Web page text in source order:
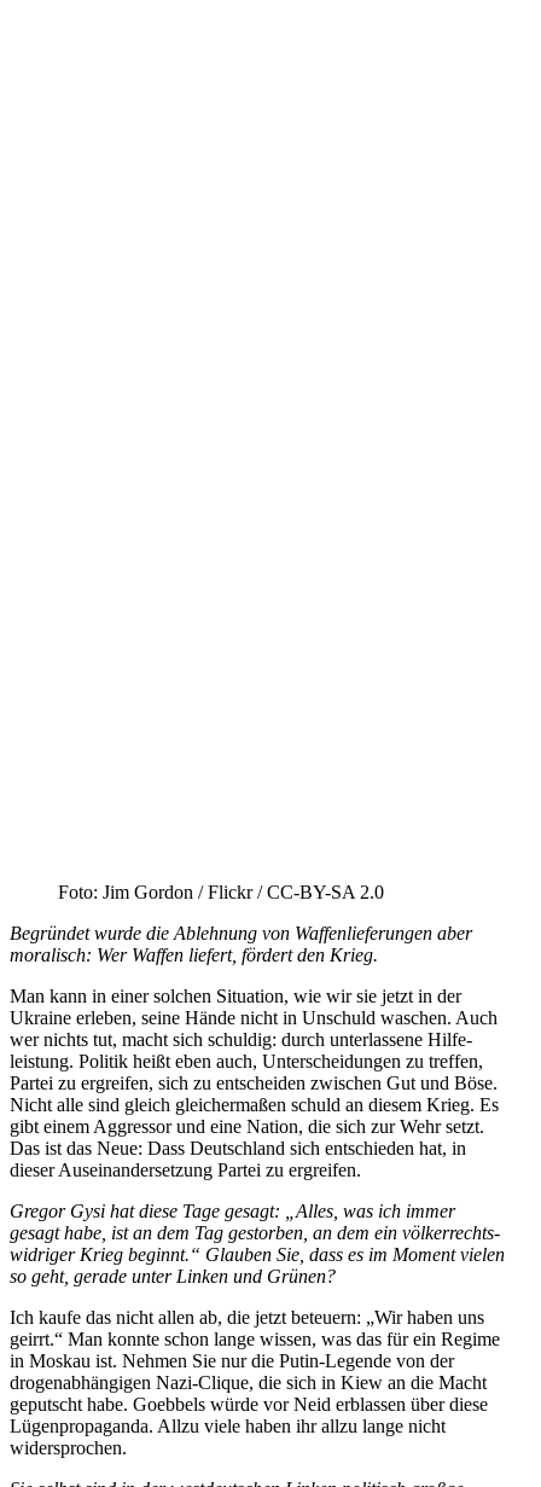
Foto: Jim Gordon /​ Flickr /​ CC-BY-SA 2.0
Begründet wurde die Ablehnung von Waffen­lie­fe­rungen aber
moralisch: Wer Waffen liefert, fördert den Krieg.
Man kann in einer solchen Situation, wie wir sie jetzt in der
Ukraine erleben, seine Hände nicht in Unschuld waschen. Auch
wer nichts tut, macht sich schuldig: durch unter­lassene Hilfe­
leistung. Politik heißt eben auch, Unter­schei­dungen zu treffen,
Partei zu ergreifen, sich zu entscheiden zwischen Gut und Böse.
Nicht alle sind gleich gleicher­maßen schuld an diesem Krieg. Es
gibt einem Aggressor und eine Nation, die sich zur Wehr setzt.
Das ist das Neue: Dass Deutschland sich entschieden hat, in
dieser Ausein­an­der­setzung Partei zu ergreifen.
Gregor Gysi hat diese Tage gesagt: „Alles, was ich immer
gesagt habe, ist an dem Tag gestorben, an dem ein völker­rechts­
wid­riger Krieg beginnt.“ Glauben Sie, dass es im Moment vielen
so geht, gerade unter Linken und Grünen?
Ich kaufe das nicht allen ab, die jetzt beteuern: „Wir haben uns
geirrt.“ Man konnte schon lange wissen, was das für ein Regime
in Moskau ist. Nehmen Sie nur die Putin-Legende von der
drogen­ab­hän­gigen Nazi-Clique, die sich in Kiew an die Macht
geputscht habe. Goebbels würde vor Neid erblassen über diese
Lügen­pro­pa­ganda. Allzu viele haben ihr allzu lange nicht
widersprochen.